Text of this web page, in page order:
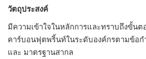
วัตถุประสงค์
มีความเข้าใจในหลักการและทราบถึงขั้นต
คาร์บอนฟุตพริ้นท์ในระดับองค์กรตามข้อก
และ มาตรฐานสากล